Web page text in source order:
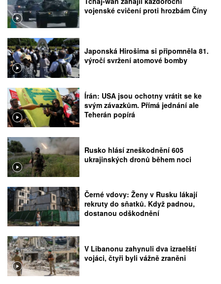
vojenské cvičení proti hrozbám Číny
Japonská Hirošima si připomněla 81.
výročí svržení atomové bomby
Írán: USA jsou ochotny vrátit se ke
svým závazkům. Přímá jednání ale
Teherán popírá
Rusko hlásí zneškodnění 605
ukrajinských dronů během noci
Černé vdovy: Ženy v Rusku lákají
rekruty do sňatků. Když padnou,
dostanou odškodnění
V Libanonu zahynuli dva izraelští
vojáci, čtyři byli vážně zraněni